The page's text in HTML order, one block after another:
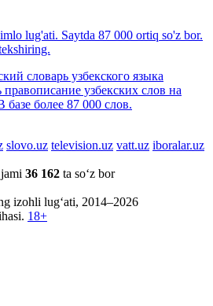
lug'ati. Saytda 87 000 ortiq so'z bor.
словарь узбекского языка
узбекских слов на
более 87 000 слов.
slovo.uz television.uz vatt.uz iboralar.uz
36 162 ta so‘z bor
izohli lug‘ati, 2014–2026
18+